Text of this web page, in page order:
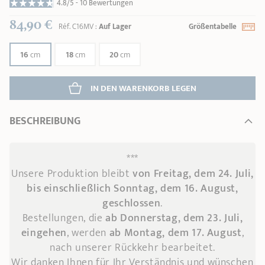
4.8/5 -10 Bewertungen
84,90 € Réf.C16MV:Auf Lager Größentabelle
16cm 18cm 20cm
LEGEN
BESCHREIBUNG
***
Unsere Produktion bleibtvon Freitag, dem 24. Juli,
bis einschließlich Sonntag, dem 16. August,
geschlossen.
Bestellungen, dieab Donnerstag, dem 23. Juli,
eingehen, werden ab Montag, dem 17. August,
nach unserer Rückkehr bearbeitet.